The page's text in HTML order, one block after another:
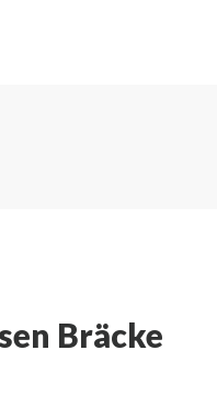
Bräcke